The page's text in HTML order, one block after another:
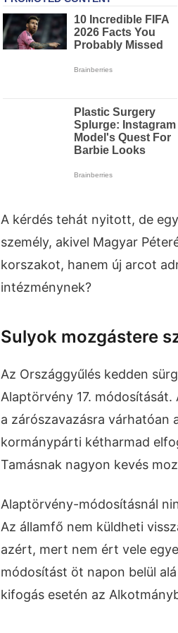
A kérdés tehát nyitott, de
személy, akivel Magyar
korszakot, hanem új arcot
intézménynek?
Sulyok mozgástere
Az Országgyűlés kedden
Alaptörvény 17.
a zárószavazásra várhatóan
kormánypárti kétharmad
Tamásnak nagyon kevés
Alaptörvény-módosításnál
Az államfő nem küldheti
azért, mert nem ért vele
módosítást öt napon belül
kifogás esetén az